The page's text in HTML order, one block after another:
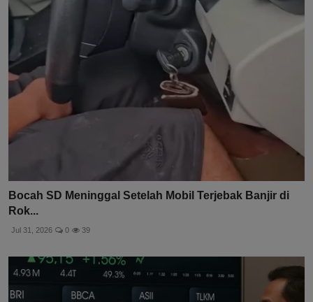
Bocah SD Meninggal Setelah Mobil Terjebak Banjir di
Rok...
Jul 31, 2026 0 39